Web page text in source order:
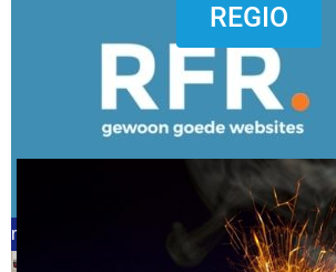
refreshed webdesign putten
REGIO